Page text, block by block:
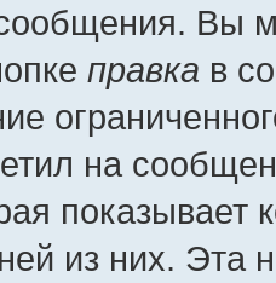
Вы
правка в
на
показывает
из них. Эта